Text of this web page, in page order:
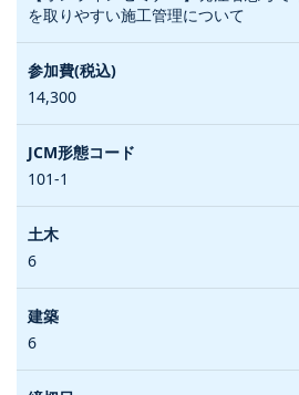
を取りやすい施工管理について
14,300
101-1
6
6